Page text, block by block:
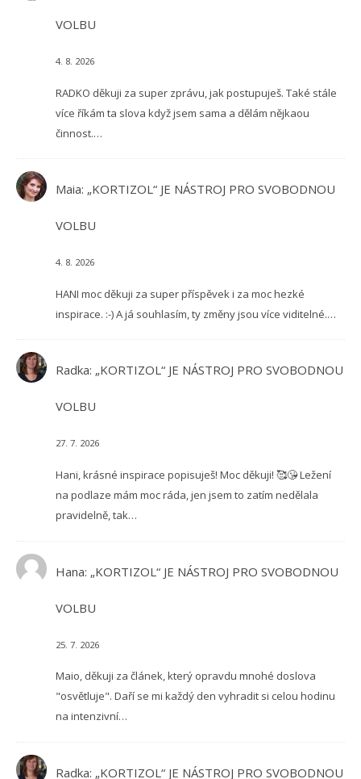
VOLBU
4. 8. 2026
RADKO děkuji za super zprávu, jak postupuješ. Také stále
více říkám ta slova když jsem sama a dělám nějkaou
činnost.…
Maia: „KORTIZOL“ JE NÁSTROJ PRO SVOBODNOU
VOLBU
4. 8. 2026
HANI moc děkuji za super příspěvek i za moc hezké
inspirace. :-) A já souhlasím, ty změny jsou více viditelné.…
Radka: „KORTIZOL“ JE NÁSTROJ PRO SVOBODNOU
VOLBU
27. 7. 2026
Hani, krásné inspirace popisuješ! Moc děkuji! 🥰😘 Ležení
na podlaze mám moc ráda, jen jsem to zatím nedělala
pravidelně, tak…
Hana: „KORTIZOL“ JE NÁSTROJ PRO SVOBODNOU
VOLBU
25. 7. 2026
Maio, děkuji za článek, který opravdu mnohé doslova
"osvětluje". Daří se mi každý den vyhradit si celou hodinu
na intenzivní…
Radka: „KORTIZOL“ JE NÁSTROJ PRO SVOBODNOU